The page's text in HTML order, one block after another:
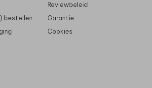
bestellen
Reviewbeleid
Garantie
Cookies